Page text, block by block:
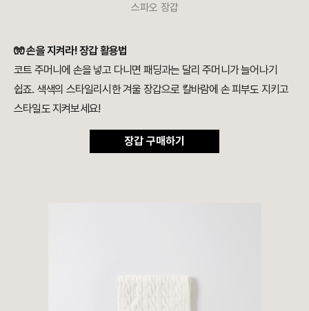
스파오 장갑
🧤 손을 지켜라! 장갑 활용법
코트 주머니에 손을 넣고 다니면 패딩과는 달리 주머니가 늘어나기
쉽죠. 색색의 스타일리시한 겨울 장갑으로 칼바람에 손 피부도 지키고
스타일도 지켜보세요!
장갑 구매하기